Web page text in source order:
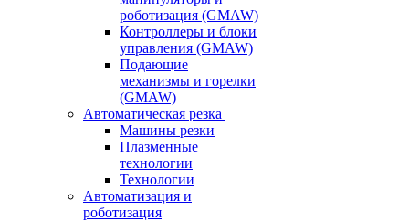
роботизация (GMAW)
Контроллеры и блоки
управления (GMAW)
Подающие
механизмы и горелки
(GMAW)
Автоматическая резка
Машины резки
Плазменные
технологии
Технологии
Автоматизация и
роботизация